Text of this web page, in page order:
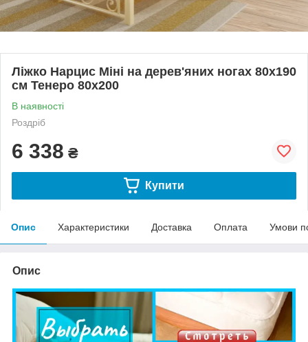
Ліжко Нарцис Міні на дерев'яних ногах 80х190
см Тенеро 80х200
В наявності
Роздріб
6 338 ₴
Купити
Опис Характеристики Доставка Оплата Умови
Опис